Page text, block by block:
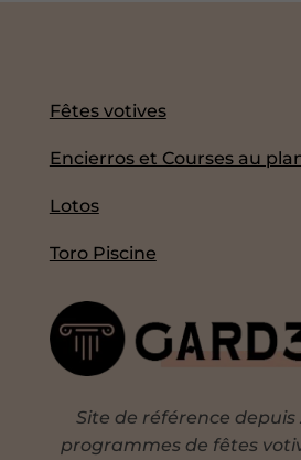
Fêtes votives
Encierros et Courses au
Lotos
Toro Piscine
Site de référence depuis
programmes de fêtes